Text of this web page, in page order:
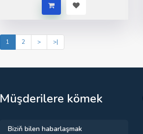
1 2 > >|
Müşderilere kömek
Biziň bilen habarlaşmak